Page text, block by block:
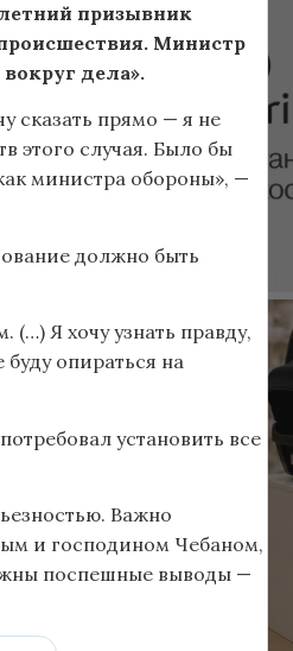
призывник
Министр
дела».
сказать прямо — я не
этого случая. Было бы
министра обороны», —
должно быть
Я хочу узнать правду,
опираться на
установить все
Важно
и господином Чебаном,
поспешные выводы —